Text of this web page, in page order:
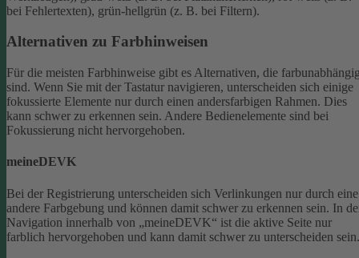
bei Fehlertexten), grün-hellgrün (z. B. bei Filtern).
Alternativen zu Farbhinweisen
Für die meisten Farbhinweise gibt es Alternativen, die
sind. Wenn Sie mit der Tastatur navigieren, unterscheiden sich einige
fokussierte Elemente nur durch einen andersfarbigen Rahmen. Dies
kann schwer zu erkennen sein. Andere Bedienelemente sind bei
Fokussierung nicht hervorgehoben.
meineDEVK
Bei der Registrierung unterscheiden sich Verlinkungen nur durch eine
andere Farbgebung und können damit schwer zu erkennen sein. In
Navigation innerhalb von „meineDEVK“ ist die aktive Seite nur
farblich hervorgehoben und kann damit schwer zu unterscheiden sein.